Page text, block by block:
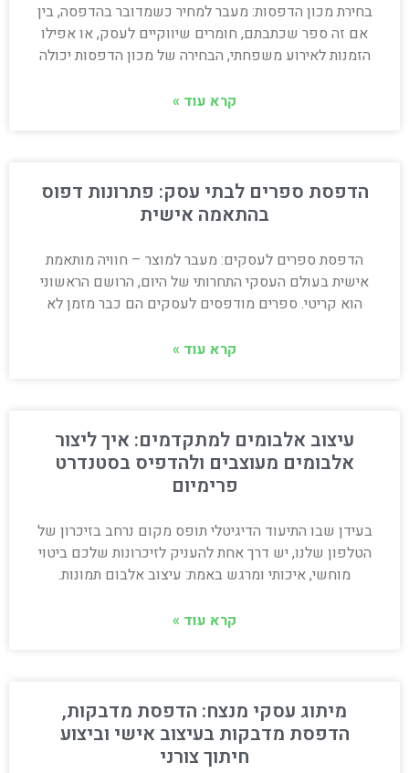
בחירת מכון הדפסות: מעבר למחיר כשמדובר בהדפסה, בין
אם זה ספר שכתבתם, חומרים שיווקיים לעסק, או אפילו
הזמנות לאירוע משפחתי, הבחירה של מכון הדפסות יכולה
קרא עוד »
הדפסת ספרים לבתי עסק: פתרונות דפוס
בהתאמה אישית
הדפסת ספרים לעסקים: מעבר למוצר – חוויה מותאמת
אישית בעולם העסקי התחרותי של היום, הרושם הראשוני
הוא קריטי. ספרים מודפסים לעסקים הם כבר מזמן לא
קרא עוד »
עיצוב אלבומים למתקדמים: איך ליצור
אלבומים מעוצבים ולהדפיס בסטנדרט
פרימיום
בעידן שבו התיעוד הדיגיטלי תופס מקום נרחב בזיכרון של
הטלפון שלנו, יש דרך אחת להעניק לזיכרונות שלכם ביטוי
מוחשי, איכותי ומרגש באמת: עיצוב אלבום תמונות.
קרא עוד »
מיתוג עסקי מנצח: הדפסת מדבקות,
הדפסת מדבקות בעיצוב אישי וביצוע
חיתוך צורני